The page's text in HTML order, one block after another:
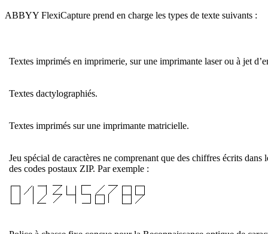
ABBYY FlexiCapture prend en charge les types de texte suivants :
Textes imprimés en imprimerie, sur une imprimante laser ou à jet
Textes dactylographiés.
Textes imprimés sur une imprimante matricielle.
Jeu spécial de caractères ne comprenant que des chiffres écrits dans
des codes postaux ZIP. Par exemple :